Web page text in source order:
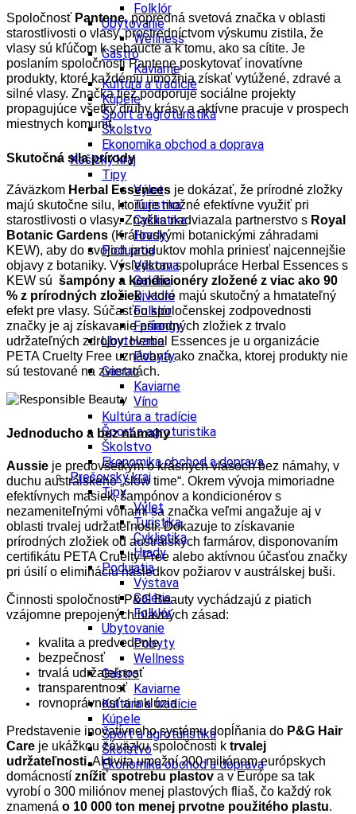
Folklór
Ubytovanie
Wellness
Gastro
Kaviarne
Kultúra a tradície
Kúpele
Šport a agroturistika
Školstvo
Ekonomika obchod a doprava
Košický kraj
Tipy
Výlet
Turistika
Cyklistika
Hrady
Podujatia
Výstava
Galéria
Divadlo
Folklór
Fašiangy
Ubytovanie
Pobyty
Gastro
Kaviarne
Víno
Kultúra a tradície
Šport a agroturistika
Školstvo
Ekonomika obchod a doprava
Prešovský kraj
Tipy
Výlet
Turistika
Cyklistika
Hrady
Podujatia
Výstava
Galéria
Folklór
Ubytovanie
Pobyty
Wellness
Gastro
Kaviarne
Kultúra a tradície
Kúpele
Šport a agroturistika
Školstvo
Ekonomika obchod a doprava
Spoločnosť Pantene, popredná svetová značka v oblasti
starostlivosti o vlasy, prostredníctvom výskumu zistila, že
vlasy sú kľúčom k sebaúcte a k tomu, ako sa cítite. Je
poslaním spoločnosti Pantene poskytovať inovatívne
produkty, ktoré každému umožnia získať vytúžené, zdravé a
silné vlasy. Značka tiež podporuje sociálne projekty
propagujúce všetky druhy krásy a aktívne pracuje v prospech
miestnych komunít.
Skutočná sila prírody
Záväzkom Herbal Essences je dokázať, že prírodné zložky
majú skutočne silu, ktorú je možné efektívne využiť pri
starostlivosti o vlasy. Značka nadviazala partnerstvo s Royal
Botanic Gardens (Kráľovskými botanickými záhradami
KEW), aby do svojich produktov mohla priniesť najcennejšie
objavy z botaniky. Výsledkom spolupráce Herbal Essences s
KEW sú šampóny a kondicionéry zložené z viac ako 90
% z prírodných zložiek, ktoré majú skutočný a hmatateľný
efekt pre vlasy. Súčasťou spoločenskej zodpovednosti
značky je aj získavanie prírodných zložiek z trvalo
udržateľných zdrojov. Herbal Essences je u organizácie
PETA Cruelty Free uznávaná ako značka, ktorej produkty nie
sú testované na zvieratách.
Jednoducho a bez námahy
Aussie je predovšetkým o krásnych vlasoch bez námahy, v
duchu austrálskeho „slow time“. Okrem vývoja mimoriadne
efektívnych masiek, šampónov a kondicionérov s
nezameniteľnými vôňami sa značka veľmi angažuje aj v
oblasti trvalej udržateľnosti. Dokazuje to získavanie
prírodných zložiek od austrálskych farmárov, disponovaním
certifikátu PETA Cruelty Free alebo aktívnou účasťou značky
pri úsilí o elimináciu následkov požiarov v austrálskej buši.
Činnosti spoločnosti P&G Beauty vychádzajú z piatich
vzájomne prepojených hlavných zásad:
kvalita a predvedenie
bezpečnosť
trvalá udržateľnosť
transparentnosť
rovnoprávnosť a inklúzia
Predstavenie inovatívneho systému dopĺňania do P&G Hair
Care je ukážkou záväzku spoločnosti k trvalej
udržateľnosti. Aktivita umožní 200 miliónom európskych
domácností znížiť spotrebu plastov a v Európe sa tak
vyrobí o 300 miliónov menej plastových fliaš, čo každý rok
znamená o 10 000 ton menej prvotne použitého plastu.